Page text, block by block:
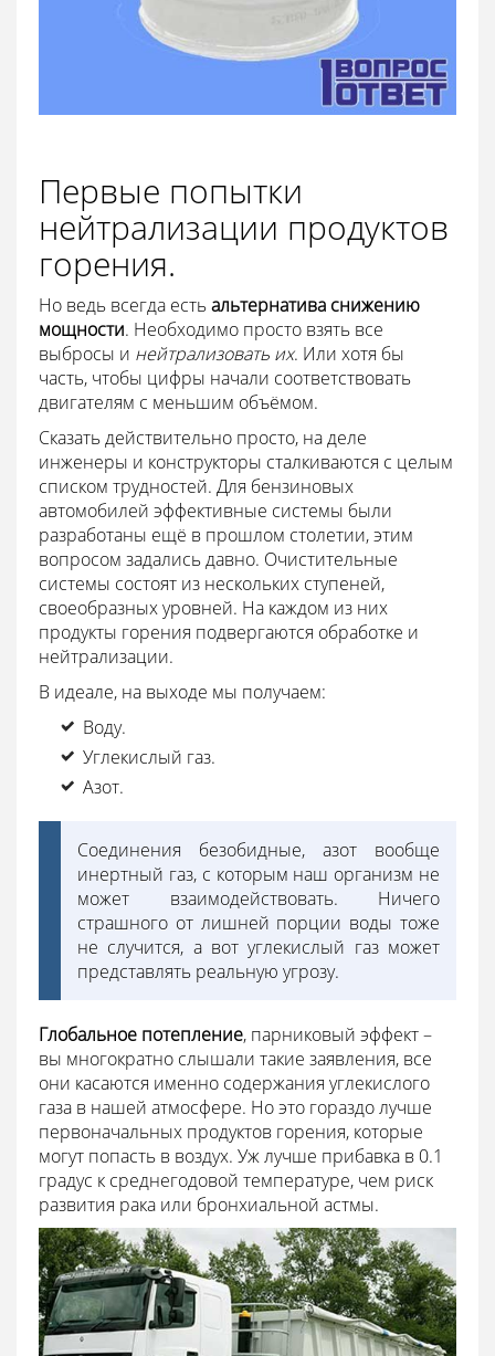
Первые попытки
нейтрализации продуктов
горения.
Но ведь всегда естьальтернатива снижению
мощности. Необходимо просто взять все
выбросы и нейтрализовать их. Или хотя бы
часть, чтобы цифры начали соответствовать
двигателям с меньшим объёмом.
Сказать действительно просто, на деле
инженеры и конструкторы сталкиваются с целым
списком трудностей. Для бензиновых
автомобилей эффективные системы были
разработаны ещё в прошлом столетии, этим
вопросом задались давно. Очистительные
системы состоят из нескольких ступеней,
своеобразных уровней. На каждом из них
продукты горения подвергаются обработке и
нейтрализации.
В идеале, на выходе мы получаем:
Воду.
Углекислый газ.
Азот.
Соединения безобидные, азот вообще
инертный газ, с которым наш организм не
может взаимодействовать. Ничего
страшного от лишней порции воды тоже
не случится, а вот углекислый газ может
представлять реальную угрозу.
Глобальное потепление, парниковый эффект –
вы многократно слышали такие заявления, все
они касаются именно содержания углекислого
газа в нашей атмосфере. Но это гораздо лучше
первоначальных продуктов горения, которые
могут попасть в воздух. Уж лучше прибавка в 0.1
градус к среднегодовой температуре, чем риск
развития рака или бронхиальной астмы.